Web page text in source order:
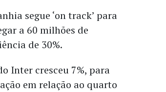
segue ‘on track’ para
a 60 milhões de
de 30%.
Inter cresceu 7%, para
em relação ao quarto